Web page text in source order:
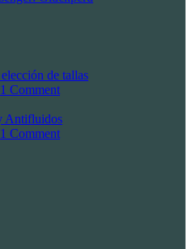
de tallas
1 Comment
Antifluidos
1 Comment